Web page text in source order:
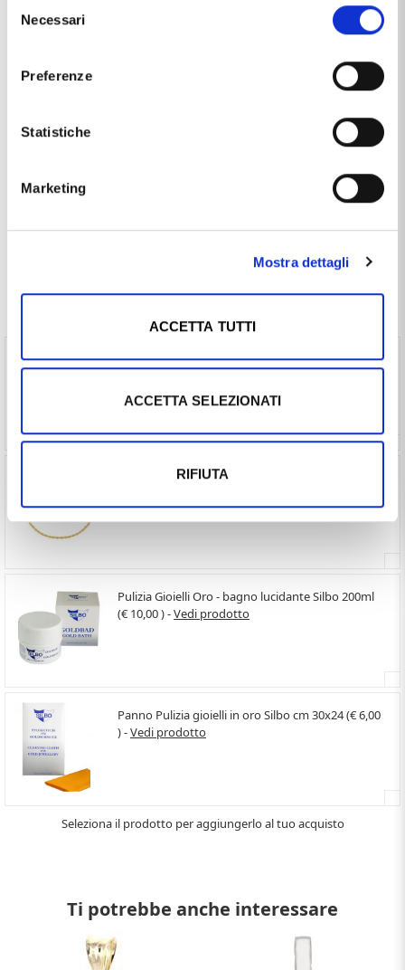
delNecessari
Preferenze
Statistiche
Marketing
Mostra dettagli
ACCETTA TUTTI
ACCETTA SELEZIONATI
RIFIUTA
Produzione
MEDAGLIA PER INCISIONE OVALE
15 X 20 MM IN ORO GIALLO
CIONDOLI IN
ORO MADE IN ITALY
, è un prodotto che al momento ha
ed il prezzo di questo prodotto è
Girocollo da Donna catena Veneziana in oro giallo
Catena sottile Unisex in oro giallo modello Fune
Pulizia Gioielli Oro - bagno lucidante Silbo 200ml
(€ 10,00 ) -Vedi prodotto
Panno Pulizia gioielli in oro Silbo cm 30x24 (€ 6,00
) -Vedi prodotto
Seleziona il prodotto per aggiungerlo al tuo acquisto
Ti potrebbe anche interessare